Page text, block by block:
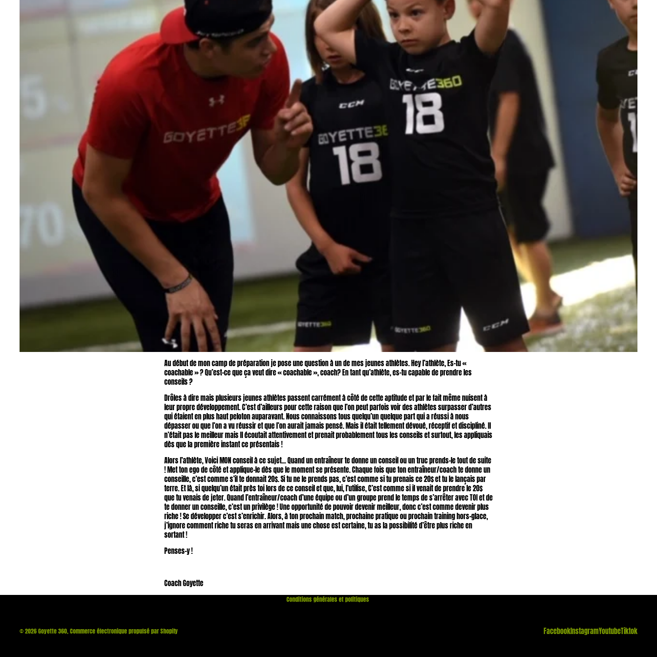
Au début de mon camp de préparation je pose une question à un de mes jeunes athlètes. Hey l’athlète, Es-tu «
coachable » ? Qu’est-ce que ça veut dire « coachable », coach? En tant qu’athlète, es-tu capable de prendre les
conseils ?
Drôles à dire mais plusieurs jeunes athlètes passent carrément à côté de cette aptitude et par le fait même nuisent à
leur propre développement. C’est d’ailleurs pour cette raison que l’on peut parfois voir des athlètes surpasser d’autres
qui étaient en plus haut peloton auparavant. Nous connaissons tous quelqu’un quelque part qui a réussi à nous
dépasser ou que l’on a vu réussir et que l’on aurait jamais pensé. Mais il était tellement dévoué, réceptif et discipliné. Il
n’était pas le meilleur mais Il écoutait attentivement et prenait probablement tous les conseils et surtout, les appliquais
dès que la première instant ce présentais !
Alors l’athlète, Voici MON conseil à ce sujet... Quand un entraîneur te donne un conseil ou un truc prends-le tout de suite
! Met ton ego de côté et applique-le dès que le moment se présente. Chaque fois que ton entraîneur/coach te donne un
conseille, c’est comme s’il te donnait 20$. Si tu ne le prends pas, c’est comme si tu prenais ce 20$ et tu le lançais par
terre. Et là, si quelqu’un était près toi lors de ce conseil et que, lui, l’utilise, C’est comme si il venait de prendre le 20$
que tu venais de jeter. Quand l’entraîneur/coach d’une équipe ou d’un groupe prend le temps de s’arrêter avec TOI et de
te donner un conseille, c’est un privilège ! Une opportunité de pouvoir devenir meilleur, donc c’est comme devenir plus
riche ! Se développer c’est s’enrichir. Alors, à ton prochain match, prochaine pratique ou prochain training hors-glace,
j’ignore comment riche tu seras en arrivant mais une chose est certaine, tu as la possibilité d’être plus riche en
sortant !
Penses-y !
Coach Goyette
© 2026Goyette 360,Commerce électronique propulsé par Shopify
Conditions générales et politiques
FacebookInstagramYoutubeTiktok